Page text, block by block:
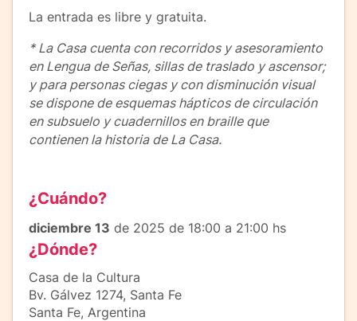
La entrada es libre y gratuita.
* La Casa cuenta con recorridos y asesoramiento
en Lengua de Señas, sillas de traslado y ascensor;
y para personas ciegas y con disminución visual
se dispone de esquemas hápticos de circulación
en subsuelo y cuadernillos en braille que
contienen la historia de La Casa.
¿Cuándo?
diciembre 13 de 2025 de 18:00 a 21:00 hs
¿Dónde?
Casa de la Cultura
Bv. Gálvez 1274, Santa Fe
Santa Fe, Argentina